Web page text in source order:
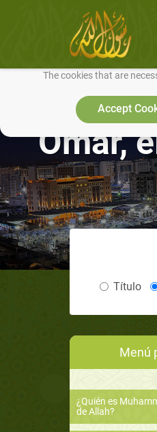
We use cookies to make our site
The cookies that are
Accept
Omar,
Título
Menú
¿Quién es
de Allah?